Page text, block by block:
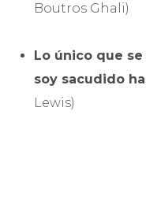
Boutros Ghali)
Lo único que
soy sacudido
Lewis)